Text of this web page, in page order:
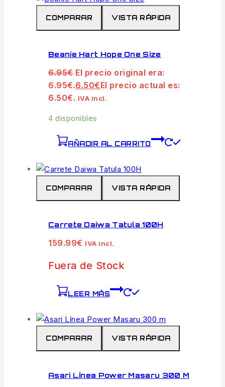
COMPARAR VISTA RÁPIDA
Beanie Hart Hope One Size
6.95€ El precio original era:
6.95€.6.50€El precio actual es:
6.50€. IVA incl.
4 disponibles
AÑADIR AL CARRITO
COMPARAR VISTA RÁPIDA
Carrete Daiwa Tatula 100H
159.99€ IVA incl.
Fuera de Stock
LEER MÁS
COMPARAR VISTA RÁPIDA
Asari Línea Power Masaru 300 M